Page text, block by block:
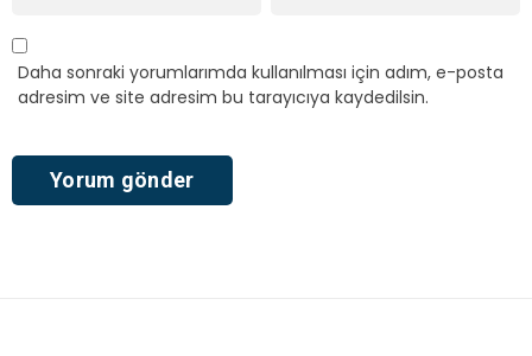
Daha sonraki yorumlarımda kullanılması için adım, e-posta
adresim ve site adresim bu tarayıcıya kaydedilsin.